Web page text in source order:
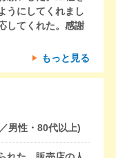
うにしてくれまし
してくれた。感謝
もっと見る
男性・80代以上)